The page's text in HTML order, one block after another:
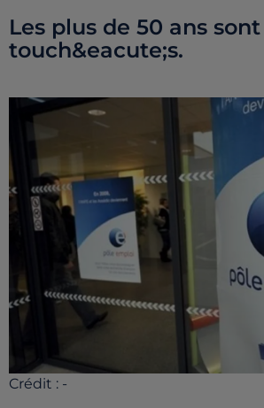
Les plus de 50 ans
touch&eacute;s.
Crédit : -